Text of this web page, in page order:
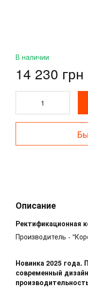
В наличии
14 230 грн
Описание
Ректификационная
Производитель -
Новинка 2025 года.
современный